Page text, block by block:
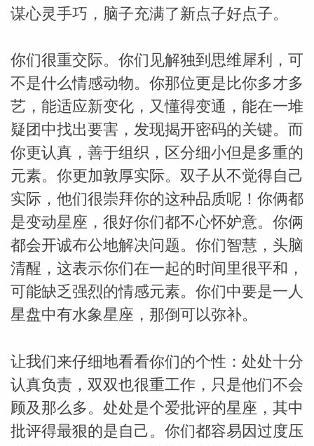
米勒
_susan
谋心灵手巧，脑子充满了新点子好点子。
你们很重交际。你们见解独到思维犀利，可
不是什么情感动物。你那位更是比你多才多
艺，能适应新变化，又懂得变通，能在一堆
疑团中找出要害，发现揭开密码的关键。而
你更认真，善于组织，区分细小但是多重的
元素。你更加敦厚实际。双子从不觉得自己
实际，他们很崇拜你的这种品质呢！你俩都
是变动星座，很好你们都不心怀妒意。你俩
都会开诚布公地解决问题。你们智慧，头脑
清醒，这表示你们在一起的时间里很平和，
可能缺乏强烈的情感元素。你们中要是一人
星盘中有水象星座，那倒可以弥补。
让我们来仔细地看看你们的个性：处处十分
认真负责，双双也很重工作，只是他们不会
顾及那么多。处处是个爱批评的星座，其中
批评得最狠的是自己。你们都容易因过度压